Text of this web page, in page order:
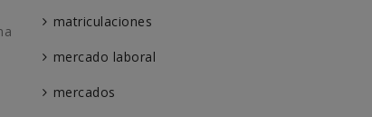
matriculaciones
mercado laboral
mercados